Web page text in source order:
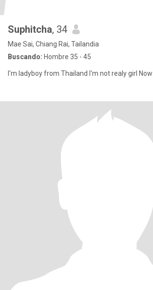
Suphitcha, 34
Mae Sai, Chiang Rai, Tailandia
Buscando: Hombre 35 - 45
I'm ladyboy from Thailand I'm not realy girl